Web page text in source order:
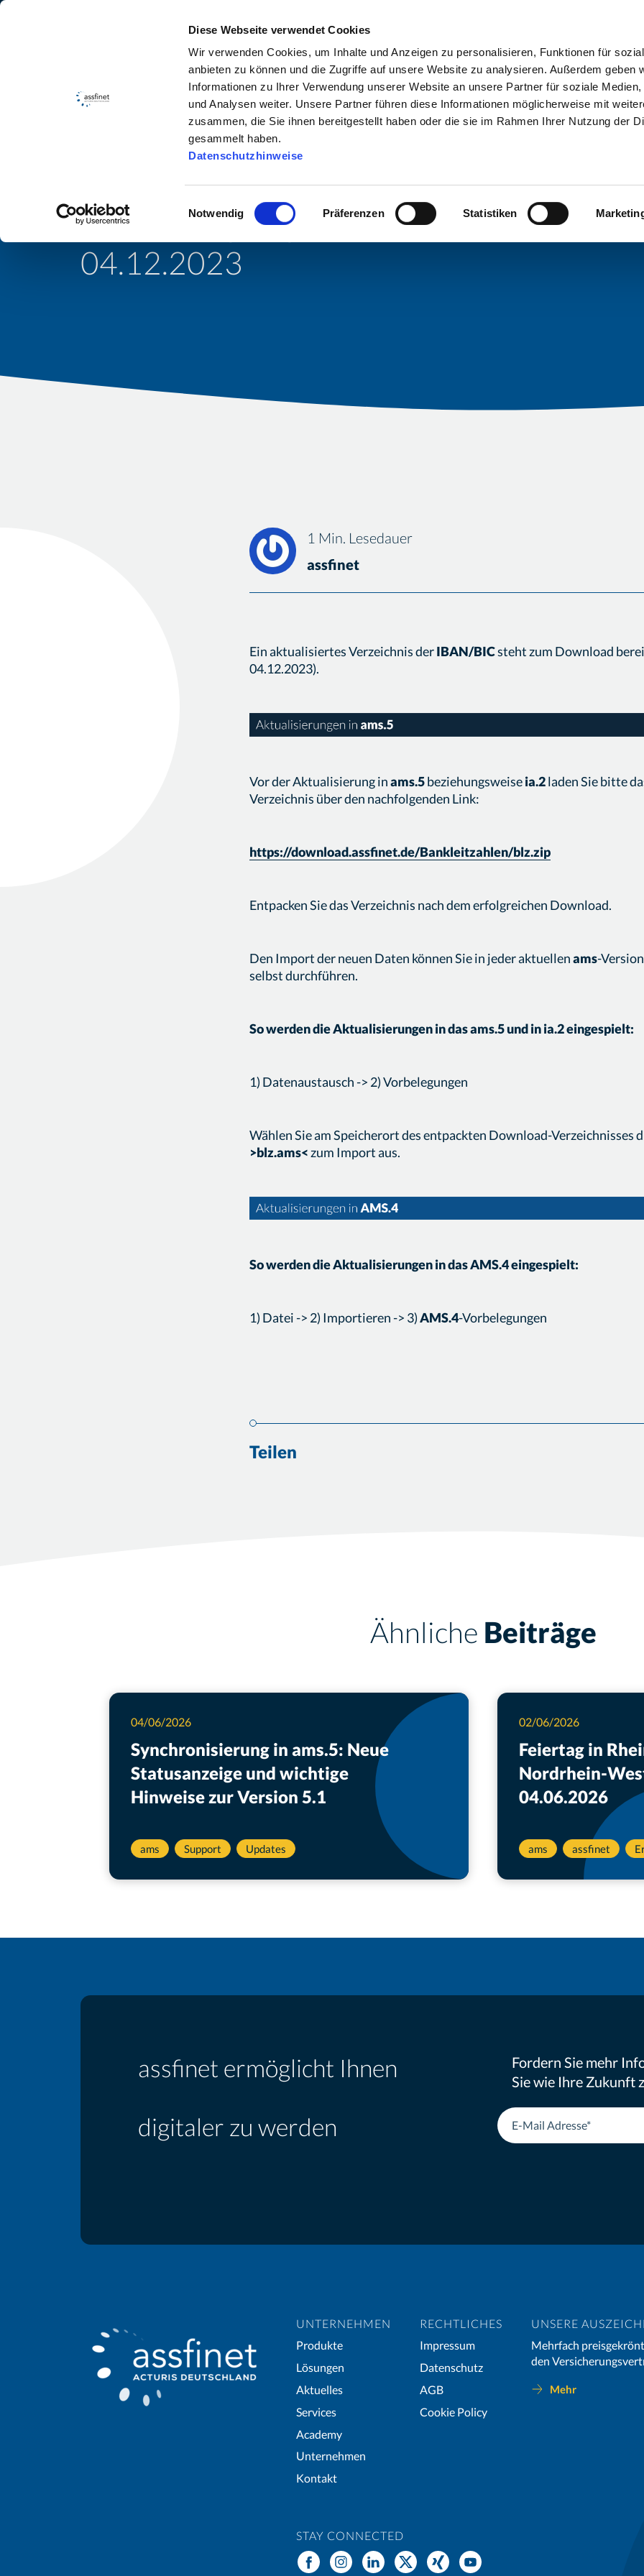
Diese Webseite verwendet Cookies
Wir verwenden Cookies, um Inhalte und Anzeigen zu personalisieren, Funktionen für
anbieten zu können und die Zugriffe auf unsere Website zu analysieren. Außerdem geben
Informationen zu Ihrer Verwendung unserer Website an unsere Partner für soziale Medien,
und Analysen weiter. Unsere Partner führen diese Informationen möglicherweise mit
zusammen, die Sie ihnen bereitgestellt haben oder die sie im Rahmen Ihrer Nutzung der
gesammelt haben.
Datenschutzhinweise
Einwilligungsauswahl
Notwendig Präferenzen Statistiken
Produkte Lösungen Aktuelles Services
Neues Verzeichnis mit
IBAN/BIC gültig ab
04.12.2023
assfinet InfoAgent
1 Min. Lesedauer
assfinet
Ein aktualisiertes Verzeichnis derIBAN/BICsteht zum Download
04.12.2023).
Vor der Aktualisierung inams.5beziehungsweiseia.2laden Sie bitte
Verzeichnis über den nachfolgenden Link:
https://download.assfinet.de/Bankleitzahlen/blz.zip
Entpacken Sie das Verzeichnis nach dem erfolgreichen Download.
Den Import der neuen Daten können Sie in jeder aktuellenams-
selbst durchführen.
So werden die Aktualisierungen in das ams.5 und in ia.2 eingespielt:
1) Datenaustausch -> 2) Vorbelegungen
Wählen Sie am Speicherort des entpackten Download-Verzeichnisses
>blz.ams< zum Import aus.
So werden die Aktualisierungen in das AMS.4 eingespielt:
1) Datei -> 2) Importieren -> 3)AMS.4-Vorbelegungen
Teilen
Ähnliche Beiträge
Synchronisierung in ams.5: Neue
Statusanzeige und wichtige
Hinweise zur Version 5.1
04/06/2026
ams Support Updates
Feiertag in
Nordrhein-
04.06.2026
02/06/2026
ams assfinet
assfinet ermöglicht Ihnen
digitaler zu werden
Fordern Sie mehr
Sie wie Ihre Zukunft
UNTERNEHMEN
Produkte
Lösungen
Aktuelles
Services
Academy
Unternehmen
Kontakt
RECHTLICHES
Impressum
Datenschutz
AGB
Cookie Policy
UNSERE
Mehrfach
den
Mehr
STAY CONNECTED